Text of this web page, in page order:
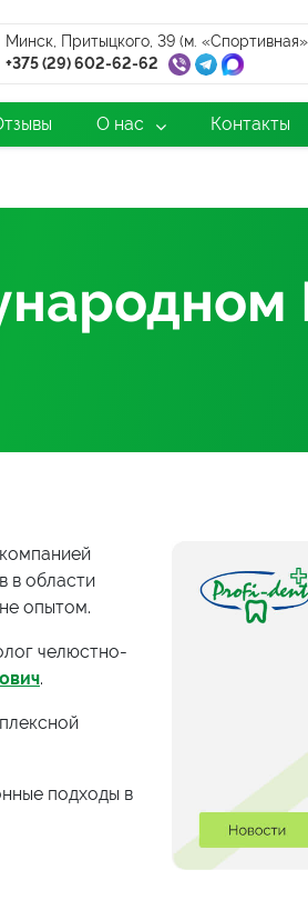
Минск, Притыцкого, 39 (м.
+375 (29) 602-62-62
О нас Контакты
в области
опытом.
челюстно-
.
подходы в